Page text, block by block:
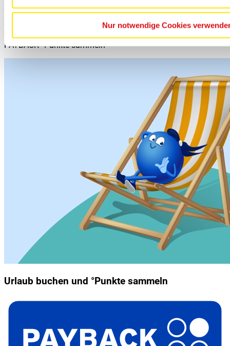
Nur notwendige Cookies
PAYBACK° Punkte sammeln
Urlaub buchen und °Punkte sammeln